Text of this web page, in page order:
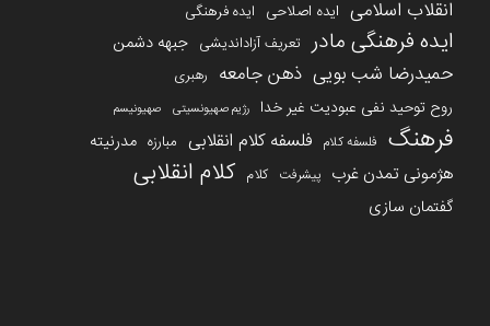
انقلاب اسلامی ایده اصلاحی ایده فرهنگی
ایده فرهنگی مادر تعریف آزاداندیشی جبهه دشمن
حمیدرضا شب بویی ذهن جامعه رهبری
روح توحید نفی عبودیت غیر خدا رژیم صهیونسیتی صهیونیسم
فرهنگ فلسفه کلام فلسفه کلام انقلابی مبارزه مدرنیته
هژمونی تمدن غرب پیشرفت کلام کلام انقلابی
گفتمان سازی